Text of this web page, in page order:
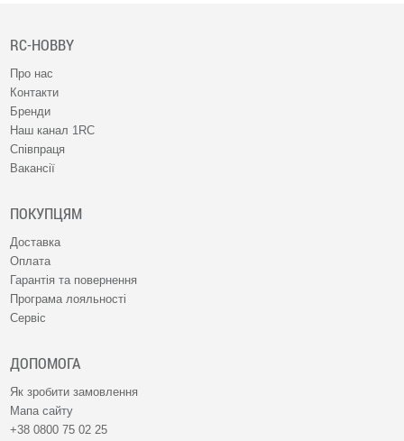
RC-HOBBY
Про нас
Контакти
Бренди
Наш канал 1RC
Співпраця
Вакансії
ПОКУПЦЯМ
Доставка
Оплата
Гарантія та повернення
Програма лояльності
Сервіс
ДОПОМОГА
Як зробити замовлення
Мапа сайту
+38 0800 75 02 25